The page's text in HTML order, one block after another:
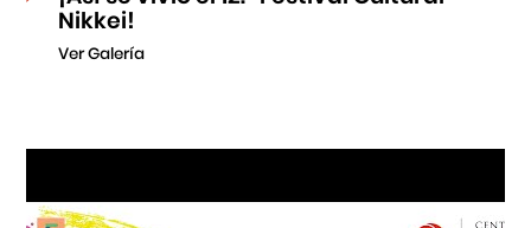
Nikkei!
Ver Galería